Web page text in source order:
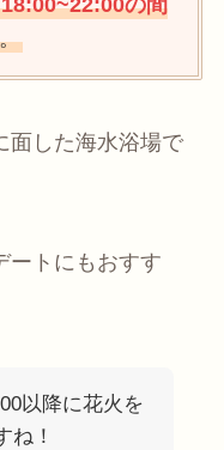
面した海水浴場で
ートにもおすす
以降に花火を
ね！